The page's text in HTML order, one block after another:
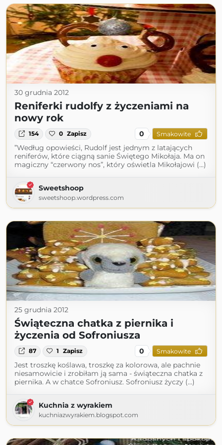
30 grudnia 2012
Reniferki rudolfy z życzeniami na
nowy rok
154 0 Zapisz 0 Smakowite
”Według opowieści, Rudolf jest jednym z latających
reniferów, które ciągną sanie Świętego Mikołaja. Ma on
magiczny “czerwony nos”, który oświetla Mikołajowi (...)
Sweetshoop
sweetshoop.wordpress.com
25 grudnia 2012
Świąteczna chatka z piernika i
życzenia od Sofroniusza
87 1 Zapisz 0 Smakowite
Jest troszkę koślawa, troszkę za kolorowa, ale pachnie
niesamowicie i zrobiłam ją sama - świąteczna chatka z
piernika. A w chatce Sofroniusz. Sofroniusz życzy (...)
Kuchnia z wyrakiem
kuchniazwyrakiem.blogspot.com